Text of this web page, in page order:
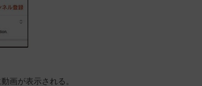
画が表示される。